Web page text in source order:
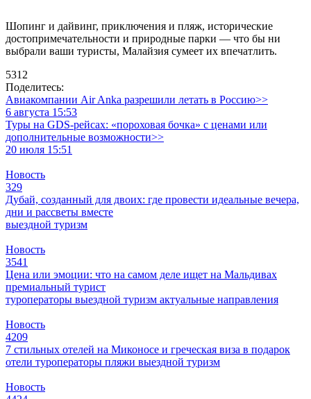
Шопинг и дайвинг, приключения и пляж, исторические
достопримечательности и природные парки — что бы ни
выбрали ваши туристы, Малайзия сумеет их впечатлить.
5312
Поделитесь:
Авиакомпании Air Anka разрешили летать в Россию>>
6 августа 15:53
Туры на GDS-рейсах: «пороховая бочка» с ценами или
дополнительные возможности>>
20 июля 15:51
Новость
329
Дубай, созданный для двоих: где провести идеальные вечера,
дни и рассветы вместе
выездной туризм
Новость
3541
Цена или эмоции: что на самом деле ищет на Мальдивах
премиальный турист
туроператоры выездной туризм актуальные направления
Новость
4209
7 стильных отелей на Миконосе и греческая виза в подарок
отели туроператоры пляжи выездной туризм
Новость